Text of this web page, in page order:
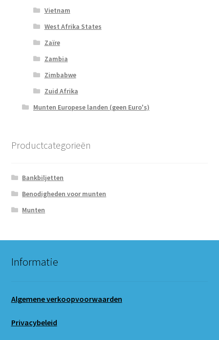
Vietnam
West Afrika States
Zaïre
Zambia
Zimbabwe
Zuid Afrika
Munten Europese landen (geen Euro's)
Productcategorieën
Bankbiljetten
Benodigheden voor munten
Munten
Informatie
Algemene verkoopvoorwaarden
Privacybeleid